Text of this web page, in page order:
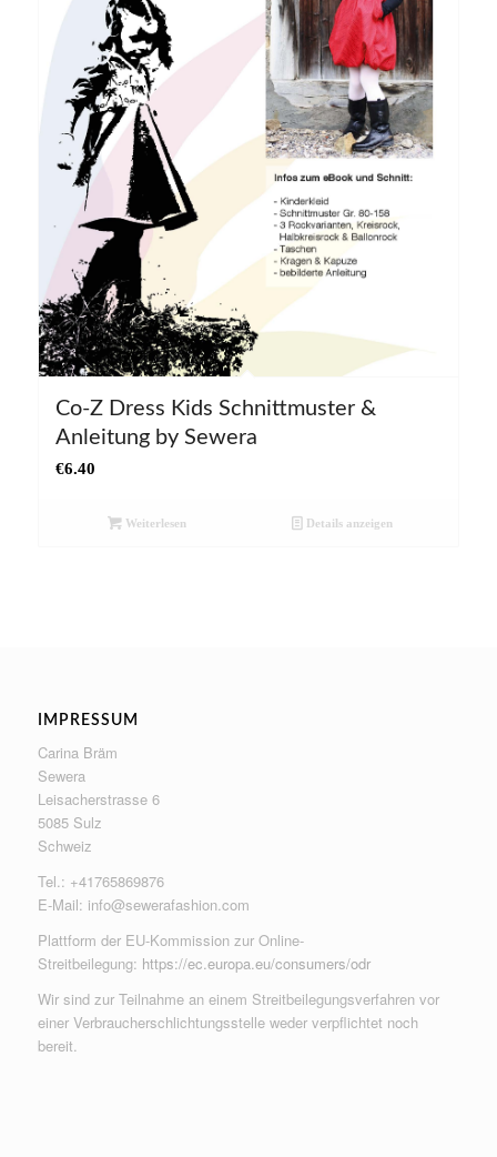
Co-Z Dress Kids Schnittmuster &
Anleitung by Sewera
€6.40
Weiterlesen Details anzeigen
IMPRESSUM
Carina Bräm
Sewera
Leisacherstrasse 6
5085 Sulz
Schweiz
Tel.: +41765869876
E-Mail: info@sewerafashion.com
Plattform der EU-Kommission zur Online-
Streitbeilegung: https://ec.europa.eu/consumers/odr
Wir sind zur Teilnahme an einem Streitbeilegungsverfahren vor
einer Verbraucherschlichtungsstelle weder verpflichtet noch
bereit.